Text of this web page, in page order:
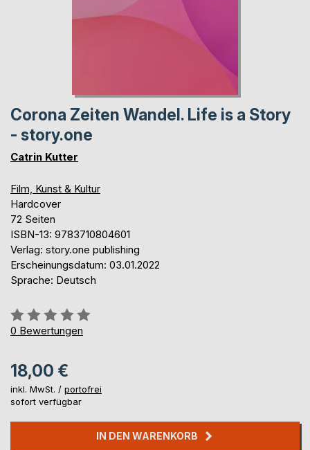
Corona Zeiten Wandel. Life is a Story
- story.one
Catrin Kutter
Film, Kunst & Kultur
Hardcover
72 Seiten
ISBN-13: 9783710804601
Verlag: story.one publishing
Erscheinungsdatum: 03.01.2022
Sprache: Deutsch
Bewertung::
0%
0 Bewertungen
18,00 €
inkl. MwSt. / portofrei
sofort verfügbar
IN DEN WARENKORB